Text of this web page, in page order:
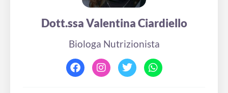
Dott.ssa Valentina Ciardiello
Biologa Nutrizionista